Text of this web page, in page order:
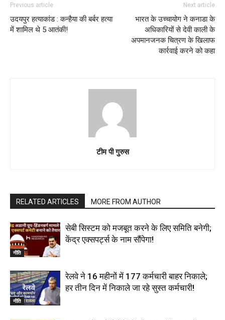
Previous article
उदयपुर हत्याकांड : कन्हैया की बर्बर हत्या
में शामिल थे 5 आतंकी!
Next article
भारत के उच्चायोग ने कनाडा के
अधिकारियों से देवी काली के
अपमानजनक चित्रण के खिलाफ
कार्रवाई करने को कहा
टीम पी गुरुस
RELATED ARTICLES MORE FROM AUTHOR
नीति
सेबी सिस्टम को मजबूत करने के लिए समिति बनेगी;
केंद्र एक्सपर्ट्स के नाम सौंपेगा!
नीति
रेलवे ने 16 महीनों में 177 कर्मचारी बाहर निकाले;
हर तीन दिन में निकाले जा रहे सुस्त कर्मचारी!